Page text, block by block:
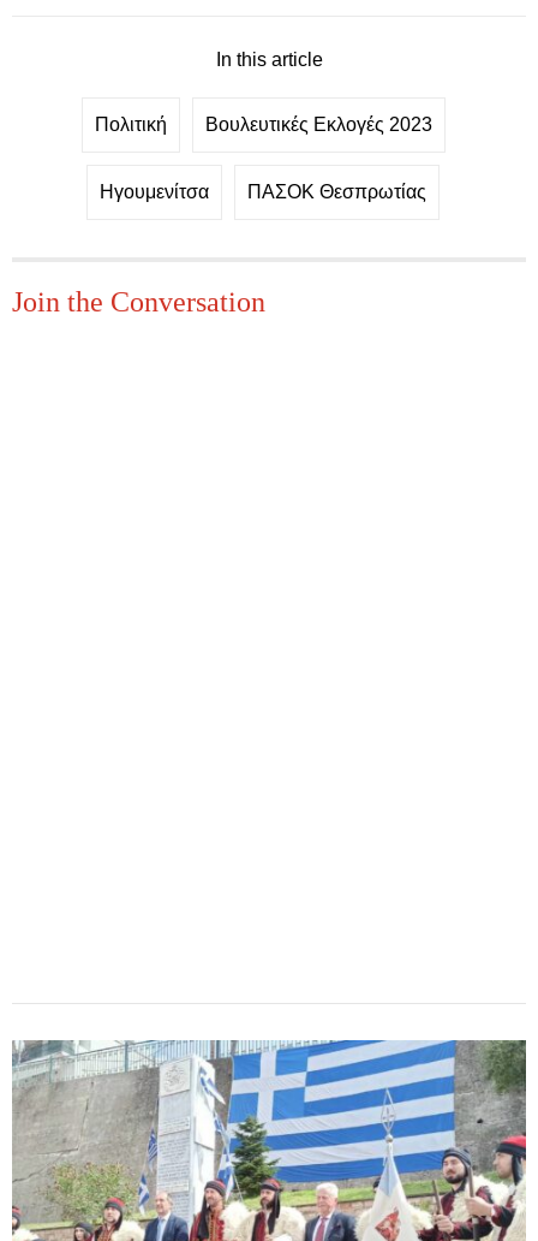
In this article
Πολιτική Βουλευτικές Εκλογές 2023
Ηγουμενίτσα ΠΑΣΟΚ Θεσπρωτίας
Join the Conversation